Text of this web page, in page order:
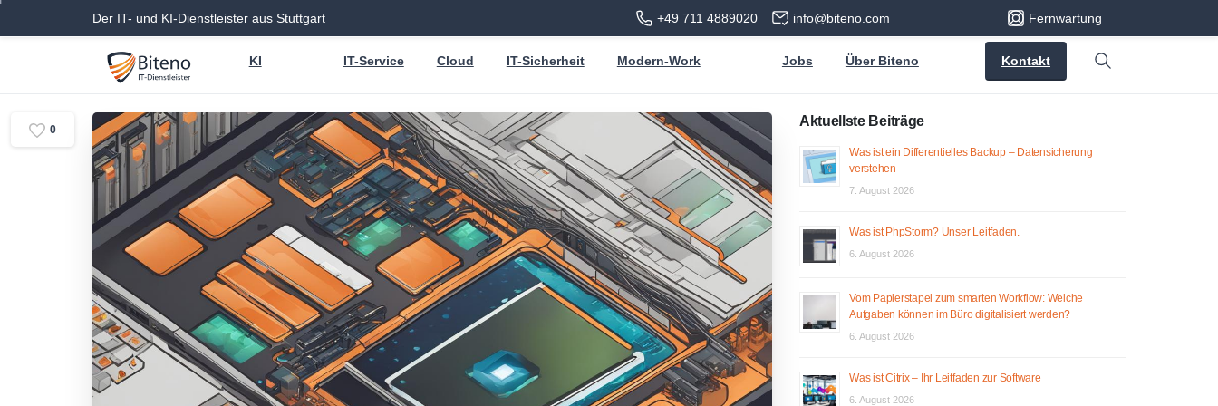
Der IT- und KI-Dienstleister aus Stuttgart +49 711 4889020 info@biteno.com Fernwartung
KI IT-Service Cloud IT-Sicherheit Modern-Work Jobs Über Biteno Kontakt
Search
0
Aktuellste Beiträge
Was ist ein Differentielles Backup – Datensicherung
verstehen
7. August 2026
Was ist PhpStorm? Unser Leitfaden.
6. August 2026
Vom Papierstapel zum smarten Workflow: Welche
Aufgaben können im Büro digitalisiert werden?
6. August 2026
Was ist Citrix – Ihr Leitfaden zur Software
6. August 2026